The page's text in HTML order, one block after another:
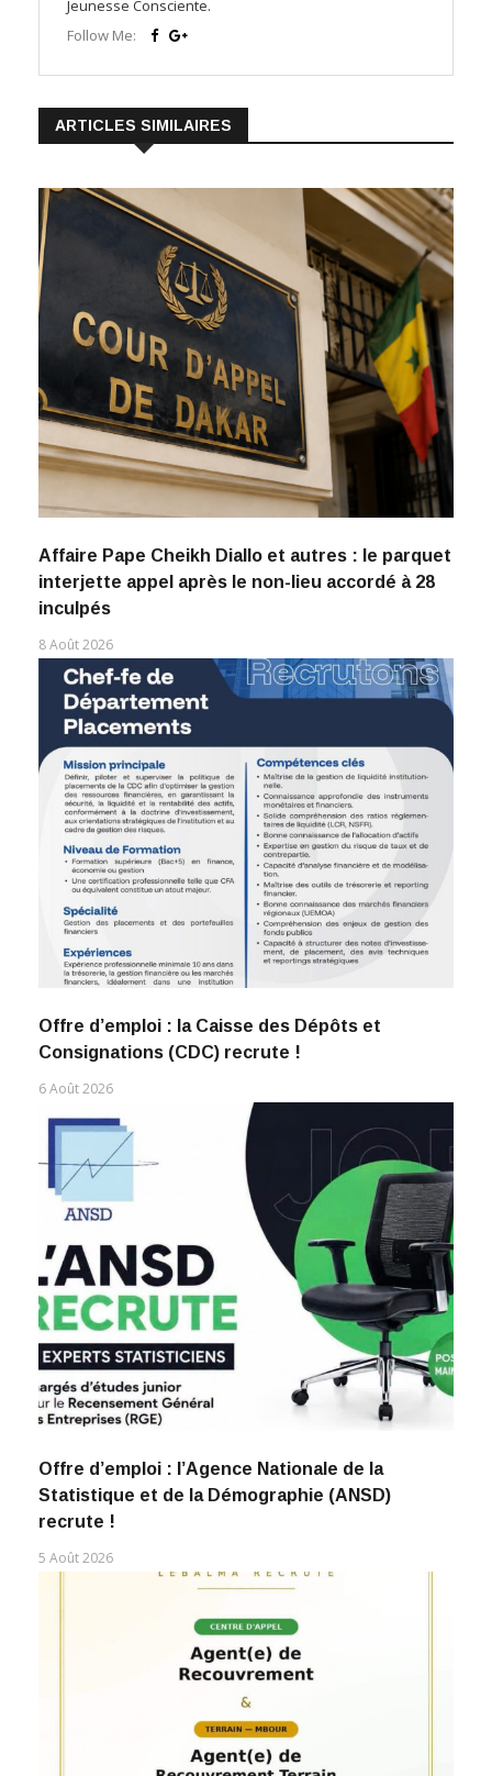
Jeunesse Consciente.
Follow Me:
ARTICLES SIMILAIRES
Affaire Pape Cheikh Diallo et autres : le parquet
interjette appel après le non-lieu accordé à 28
inculpés
8 Août 2026
Offre d’emploi : la Caisse des Dépôts et
Consignations (CDC) recrute !
6 Août 2026
Offre d’emploi : l’Agence Nationale de la
Statistique et de la Démographie (ANSD)
recrute !
5 Août 2026